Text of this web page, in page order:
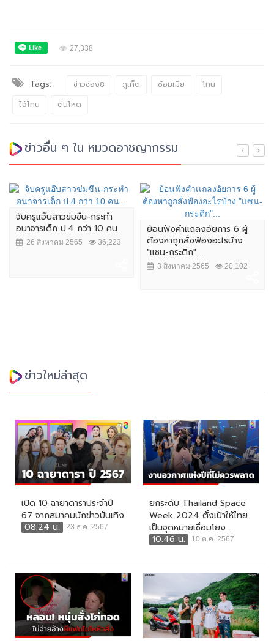
27,338
Tags: ข่าวช่อง8 ภูเก็ต ซ้อมเมีย
โทน
ไอ้โทน
ตีนโหด
ข่าวอื่น ๆ ใน หมวดอาชญากรรม
จับครูแอ๊บสาวข่มขืน-กระทำ
อนาจารเด็ก ป.4 กว่า 10 คน...
26 สิงหาคม 2565 36,223
ย้อนฟังคำเเถลงอัยการ 6 ผู้
ต้องหาถูกสั่งฟ้องอะไรบ้าง
"แซน-กระติก"...
3 สิงหาคม 2565 20,102
ข่าวใหม่ล่าสุด
เปิด 10 ฉายาดาราประจำปี
67 จากสมาคมนักข่าวบันเทิง
08:24 น.
23 ธ.ค. 2567
ยกระดับ Thailand Space
Week 2024 ตั้งเป้าให้ไทย
เป็นจุดหมายเชื่อมโยง...
10:46 น.
10 ต.ค. 2567